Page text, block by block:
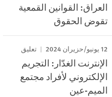
العراق: القوانين القمعية
تقوض الحقوق
12 يونيو/حزيران 2024 تعليق
الإنترنت الغدّار: التجريم
الإلكتروني لأفراد مجتمع
الميم-عين